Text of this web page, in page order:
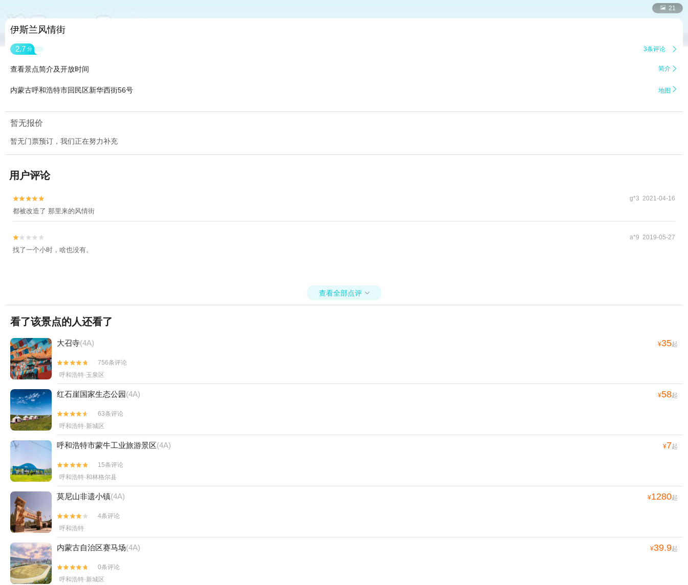
 21
伊斯兰风情街
2.7 分 3条评论 
查看景点简介及开放时间 简介 
内蒙古呼和浩特市回民区新华西街56号 地图 
暂无报价
暂无门票预订，我们正在努力补充
用户评论

 g*3 2021-04-16
都被改造了 那里来的风情街

 a*9 2019-05-27
找了一个小时，啥也没有。
查看全部点评 
看了该景点的人还看了
大召寺(4A) ¥35起


756条评论
呼和浩特·玉泉区
红石崖国家生态公园(4A) ¥58起


63条评论
呼和浩特·新城区
呼和浩特市蒙牛工业旅游景区(4A) ¥7起


15条评论
呼和浩特·和林格尔县
莫尼山非遗小镇(4A) ¥1280起


4条评论
呼和浩特
内蒙古自治区赛马场(4A) ¥39.9起


0条评论
呼和浩特·新城区